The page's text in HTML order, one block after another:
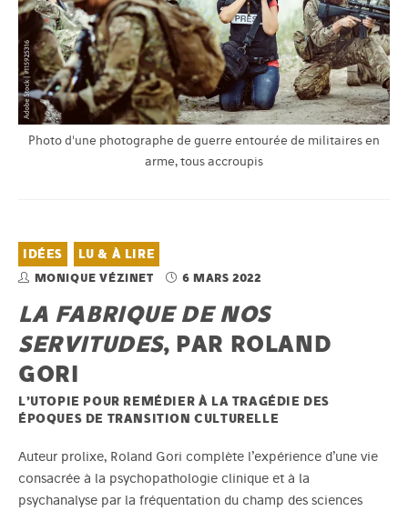
Photo d'une photographe de guerre entourée de militaires en
arme, tous accroupis
IDÉES LU & À LIRE
MONIQUE VÉZINET 6 MARS 2022
LA FABRIQUE DE NOS
SERVITUDES, PAR ROLAND
GORI
L’UTOPIE POUR REMÉDIER À LA TRAGÉDIE DES
ÉPOQUES DE TRANSITION CULTURELLE
Auteur prolixe, Roland Gori complète l’expérience d’une vie
consacrée à la psychopathologie clinique et à la
psychanalyse par la fréquentation du champ des sciences